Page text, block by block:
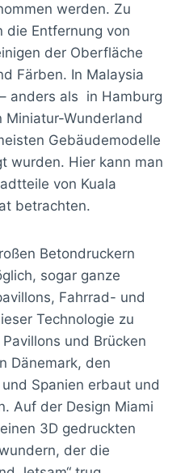
werden. Zu
die Entfernung von
der Oberfläche
Färben. In Malaysia
anders als in Hamburg
Wunderland
Gebäudemodelle
wurden. Hier kann man
von Kuala
betrachten.
Betondruckern
sogar ganze
Fahrrad- und
Technologie zu
und Brücken
Dänemark, den
Spanien erbaut und
Auf der Design Miami
3D gedruckten
der die